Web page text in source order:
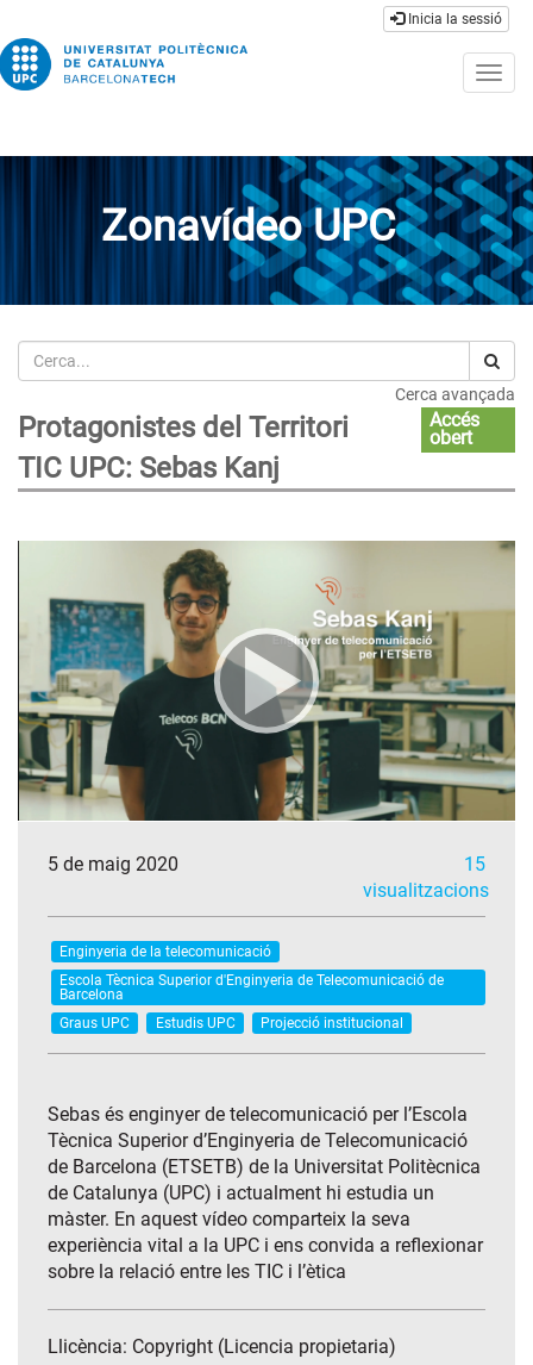
Inicia la sessió
Zonavídeo UPC
Cerca
Cerca avançada
Protagonistes del Territori
TIC UPC: Sebas Kanj
Accés
obert
5 de maig 2020
15
visualitzacions
Enginyeria de la telecomunicació
Escola Tècnica Superior d'Enginyeria de Telecomunicació de
Barcelona
Graus UPC
Estudis UPC Projecció institucional
Sebas és enginyer de telecomunicació per l’Escola
Tècnica Superior d’Enginyeria de Telecomunicació
de Barcelona (ETSETB) de la Universitat Politècnica
de Catalunya (UPC) i actualment hi estudia un
màster. En aquest vídeo comparteix la seva
experiència vital a la UPC i ens convida a reflexionar
sobre la relació entre les TIC i l’ètica
Llicència: Copyright (Licencia propietaria)